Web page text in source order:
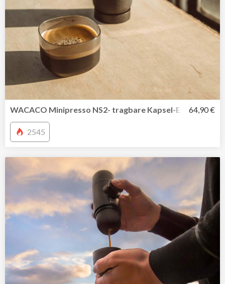
WACACO Minipresso NS2- tragbare Kapsel- 64,90 €
2545